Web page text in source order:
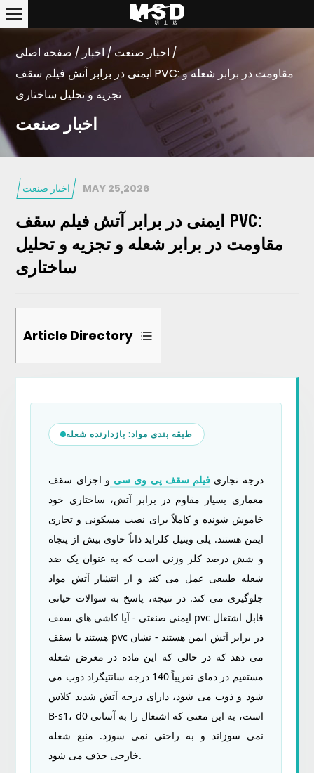
صفحه اصلی / اخبار/اخبار صنعت /
ایمنی در برابر آتش فیلم سقف PVC: مقاومت در برابر شعله و
تجزیه و تحلیل ساختاری
اخبار صنعت
اخبار صنعت MAY 25,2026
ایمنی در برابر آتش فیلم سقف PVC:
مقاومت در برابر شعله و تجزیه و تحلیل
ساختاری
Article Directory
1
مکانیک
احتراق:
های
سقف
PVC
قابل
اشتعال
هستند؟
ساختاری:
کاشی
های
سقف
طبقه بندی مواد: بازدارنده شعله
درجه تجاری فیلم سقف پی وی سی و اجزای سقف
معماری بسیار مقاوم در برابر آتش، ساختاری خود
خاموش شونده و کاملاً برای نصب مسکونی و تجاری
ایمن هستند. پلی وینیل کلراید ذاتاً حاوی بیش از پنجاه
و شش درصد کلر وزنی است که به عنوان یک ضد
شعله طبیعی عمل می کند و از انتشار آتش مواد
جلوگیری می کند. در نتیجه، پاسخ به سوالات حیاتی
ایمنی صنعتی - آیا کاشی های سقف pvc قابل اشتعال
هستند یا سقف pvc در برابر آتش ایمن هستند - نشان
می دهد که در حالی که این ماده در معرض شعله
مستقیم در دمای تقریباً 140 درجه سانتیگراد ذوب می
شود و ذوب می شود، دارای درجه آتش شدید کلاس
B-s1، d0 است، به این معنی که اشتعال را به آسانی
نمی سوزاند و به راحتی نمی سوزد. منبع شعله
خارجی حذف می شود.